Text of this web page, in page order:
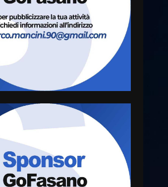
Carta d’identità: continua il
piano di aperture
straordinarie del Comune di
Fasano
6 Agosto 2026 14:16
Grazia Neglia, coordinatrice
cittadina di Fratelli d’Italia,
pronta a tornare in Consiglio
6 Agosto 2026 08:00
Cura dei beni comuni e
cittadinanza attiva: online
l’avviso per la gestione
condivisa della Villetta di
Laureto
6 Agosto 2026 06:20